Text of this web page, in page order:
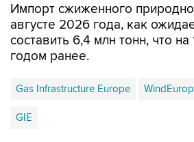
Импорт сжиженного
августе 2026 года, как
составить 6,4 млн тонн, что
годом ранее.
Gas Infrastructure Europe
GIE